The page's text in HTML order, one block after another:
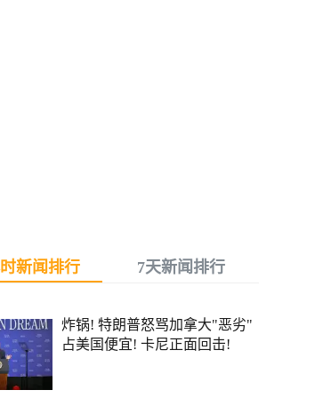
新闻排行 7天新闻排行
炸锅! 特朗普怒骂加拿大"恶劣"
占美国便宜! 卡尼正面回击!